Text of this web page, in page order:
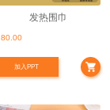
发热围巾
80.00
加入PPT